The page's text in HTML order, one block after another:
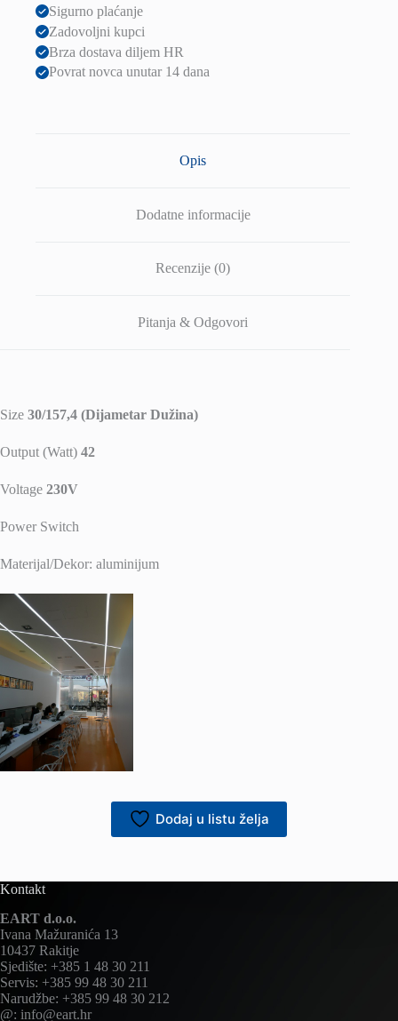
količina
Sigurno plaćanje
Zadovoljni kupci
Brza dostava diljem HR
Povrat novca unutar 14 dana
Opis
Dodatne informacije
Recenzije (0)
Pitanja & Odgovori
Size 30/157,4 (Dijametar Dužina)
Output (Watt) 42
Voltage 230V
Power Switch
Materijal/Dekor: aluminijum
Dodaj u listu želja
Kontakt
EART d.o.o.
Ivana Mažuranića 13
10437 Rakitje
Sjedište: +385 1 48 30 211
Servis: +385 99 48 30 211
Narudžbe: +385 99 48 30 212
@: info@eart.hr